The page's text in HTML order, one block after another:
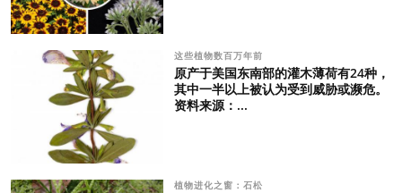
这些植物数百万年前
原产于美国东南部的灌木薄荷有24种，
其中一半以上被认为受到威胁或濒危。
资料来源：...
植物进化之窗：石松